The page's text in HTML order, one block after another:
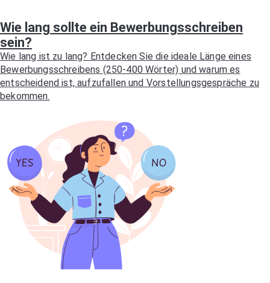
Wie lang sollte ein Bewerbungsschreiben
sein?
Wie lang ist zu lang? Entdecken Sie die ideale Länge eines
Bewerbungsschreibens (250-400 Wörter) und warum es
entscheidend ist, aufzufallen und Vorstellungsgespräche zu
bekommen.